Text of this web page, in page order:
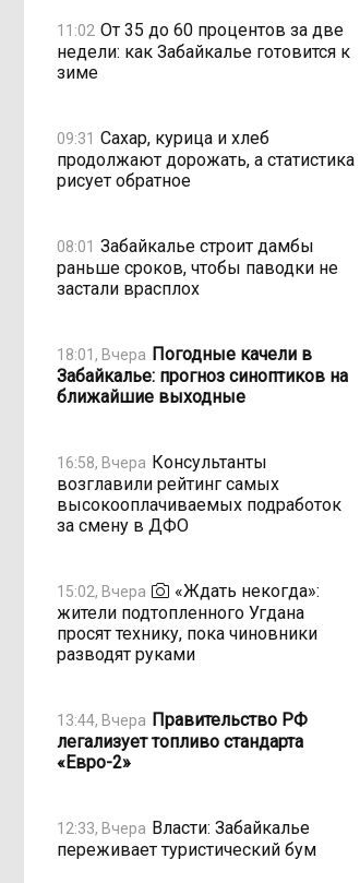
11:02 От 35 до 60 процентов за две
недели: как Забайкалье готовится к
зиме
09:31 Сахар, курица и хлеб
продолжают дорожать, а статистика
рисует обратное
08:01 Забайкалье строит дамбы
раньше сроков, чтобы паводки не
застали врасплох
18:01, Вчера Погодные качели в
Забайкалье: прогноз синоптиков на
ближайшие выходные
16:58, Вчера Консультанты
возглавили рейтинг самых
высокооплачиваемых подработок
за смену в ДФО
15:02, Вчера
«Ждать некогда»:
жители подтопленного Угдана
просят технику, пока чиновники
разводят руками
13:44, Вчера Правительство РФ
легализует топливо стандарта
«Евро-2»
12:33, Вчера Власти: Забайкалье
переживает туристический бум